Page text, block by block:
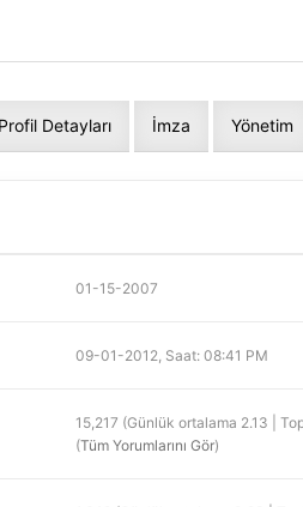
Profil Detayları İmza Yönetim
01-15-2007
09-01-2012, Saat: 08:41 PM
15,217 (Günlük ortalama 2.13 |
(Tüm Yorumlarını Gör)